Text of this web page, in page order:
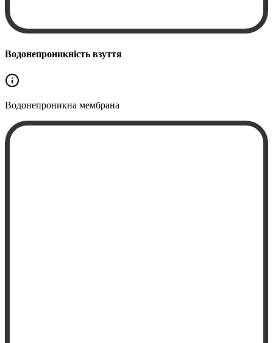
Водонепроникність взуття
Водонепроникна мембрана